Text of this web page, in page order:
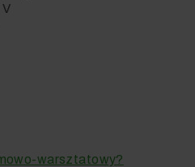
warsztatowy?